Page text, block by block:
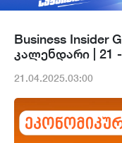
Business Insider
კალენდარი | 21
21.04.2025.03:00